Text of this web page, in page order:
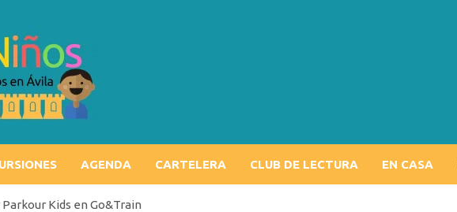
AGENDA CARTELERA CLUB DE LECTURA EN CASA
Kids en Go&Train